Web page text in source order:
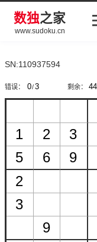
数独之家
www.sudoku.cn
SN:110937594
错误： / 剩余：